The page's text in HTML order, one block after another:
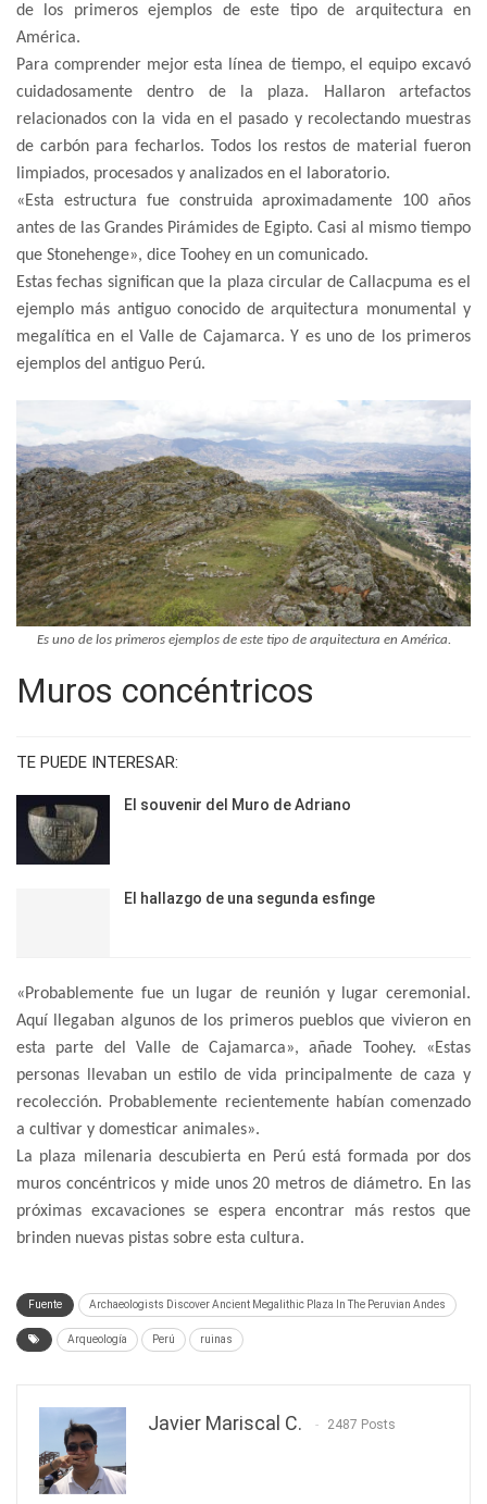
de los primeros ejemplos de este tipo de arquitectura en
América.
Para comprender mejor esta línea de tiempo, el equipo excavó
cuidadosamente dentro de la plaza. Hallaron artefactos
relacionados con la vida en el pasado y recolectando muestras
de carbón para fecharlos. Todos los restos de material fueron
limpiados, procesados y analizados en el laboratorio.
«Esta estructura fue construida aproximadamente 100 años
antes de las Grandes Pirámides de Egipto. Casi al mismo tiempo
que Stonehenge», dice Toohey en un comunicado.
Estas fechas significan que la plaza circular de Callacpuma es el
ejemplo más antiguo conocido de arquitectura monumental y
megalítica en el Valle de Cajamarca. Y es uno de los primeros
ejemplos del antiguo Perú.
Es uno de los primeros ejemplos de este tipo de arquitectura en América.
Muros concéntricos
TE PUEDE INTERESAR:
El souvenir del Muro de Adriano
El hallazgo de una segunda esfinge
«Probablemente fue un lugar de reunión y lugar ceremonial.
Aquí llegaban algunos de los primeros pueblos que vivieron en
esta parte del Valle de Cajamarca», añade Toohey. «Estas
personas llevaban un estilo de vida principalmente de caza y
recolección. Probablemente recientemente habían comenzado
a cultivar y domesticar animales».
La plaza milenaria descubierta en Perú está formada por dos
muros concéntricos y mide unos 20 metros de diámetro. En las
próximas excavaciones se espera encontrar más restos que
brinden nuevas pistas sobre esta cultura.
Fuente Archaeologists Discover Ancient Megalithic Plaza In The Peruvian Andes
Arqueología Perú ruinas
Javier Mariscal C. 2487 Posts